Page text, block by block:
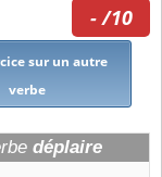
- /10
sur un autre
verbe
déplaire